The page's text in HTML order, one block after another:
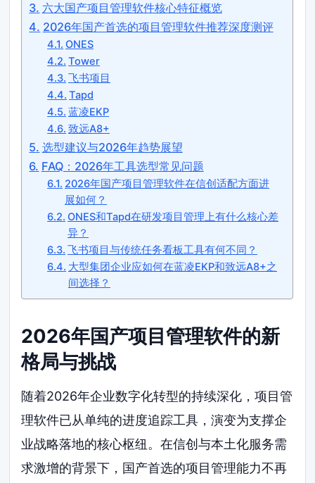
六大国产项目管理软件核心特征概览
2026年国产首选的项目管理软件推荐深度测评
ONES
Tower
飞书项目
Tapd
蓝凌EKP
致远A8+
选型建议与2026年趋势展望
FAQ：2026年工具选型常见问题
2026年国产项目管理软件在信创适配方面进
展如何？
ONES和Tapd在研发项目管理上有什么核心差
异？
飞书项目与传统任务看板工具有何不同？
大型集团企业应如何在蓝凌EKP和致远A8+之
间选择？
2026年国产项目管理软件的新
格局与挑战
随着2026年企业数字化转型的持续深化，项目管
理软件已从单纯的进度追踪工具，演变为支撑企
业战略落地的核心枢纽。在信创与本土化服务需
求激增的背景下，国产首选的项目管理能力不再